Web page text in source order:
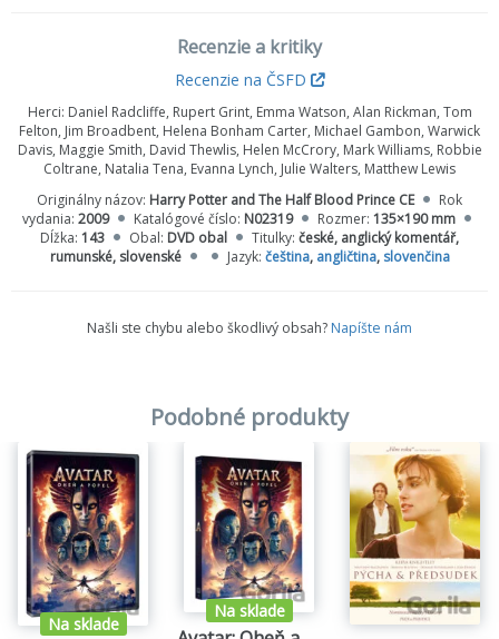
Objevte cesty, jakými filmaři naplnili Bradavice magií do
posledního místečka
efektů, aby vznikly okázalé bitvy čarodějů.
Bonusy:
Plus film a hodiny bonusových materiálů
Harry Potter a Princ dvojí krve: Co se skrývá za kouzly
Dodatečné scény
Rok v životě J.K.Rowling: Osobní pohled na vznik a dokončení
aspekty natáčení včetně střihu, masek, kaskadérských výkonů,
Minutový dril: herci hodnotí své postavy
Galerie dokumentů: Více než tucet krátkých filmů, které odhalují
další tajemství natáčení
Galerie pěti exkluzivních reklamních spotů ABC Family na Harryho
Pottera a Prince dvojí krve
Filmové upoutávky
Recenzie a kritiky
Recenzie na ČSFD
Herci: Daniel Radcliffe, Rupert Grint, Emma Watson, Alan Rickman, Tom
Felton, Jim Broadbent, Helena Bonham Carter, Michael Gambon, Warwick
Davis, Maggie Smith, David Thewlis, Helen McCrory, Mark Williams, Robbie
Coltrane, Natalia Tena, Evanna Lynch, Julie Walters, Matthew Lewis
Originálny názov: Harry Potter and The Half Blood Prince CE
Rok
vydania: 2009 Katalógové číslo: N02319 Rozmer: 135×190 mm
Dĺžka: 143 Obal: DVD obal Titulky: české, anglický komentář,
rumunské, slovenské
Jazyk: čeština, angličtina, slovenčina
Našli ste chybu alebo škodlivý obsah? Napíšte nám
Podobné produkty
Na sklade
Na sklade